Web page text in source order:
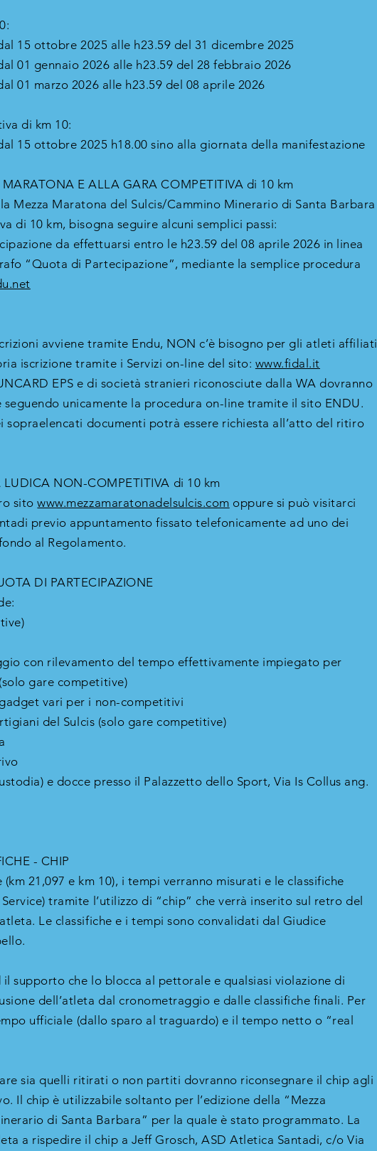
15 ottobre 2025 alle h23.59 del 31 dicembre 2025
01 gennaio 2026 alle h23.59 del 28 febbraio 2026
01 marzo 2026 alle h23.59 del 08 aprile 2026
di km 10:
15 ottobre 2025 h18.00 sino alla giornata della manifestazione
MARATONA E ALLA GARA COMPETITIVA di 10 km
Mezza Maratona del Sulcis/Cammino Minerario di Santa Barbara
di 10 km, bisogna seguire alcuni semplici passi:
da effettuarsi entro le h23.59 del 08 aprile 2026 in linea
“Quota di Partecipazione”, mediante la semplice procedura
avviene tramite Endu, NON c’è bisogno per gli atleti affiliati
iscrizione tramite i Servizi on-line del sito: www.fidal.it
EPS e di società stranieri riconosciute dalla WA dovranno
unicamente la procedura on-line tramite il sito ENDU.
sopraelencati documenti potrà essere richiesta all’atto del ritiro
LUDICA NON-COMPETITIVA di 10 km
sitowww.mezzamaratonadelsulcis.com oppure si può visitarci
previo appuntamento fissato telefonicamente ad uno dei
al Regolamento.
DI PARTECIPAZIONE
con rilevamento del tempo effettivamente impiegato per
gare competitive)
vari per i non-competitivi
del Sulcis (solo gare competitive)
e docce presso il Palazzetto dello Sport, Via Is Collus ang.
- CHIP
21,097 e km 10), i tempi verranno misurati e le classifiche
tramite l’utilizzo di “chip” che verrà inserito sul retro del
Le classifiche e i tempi sono convalidati dal Giudice
supporto che lo blocca al pettorale e qualsiasi violazione di
dell’atleta dal cronometraggio e dalle classifiche finali. Per
ufficiale (dallo sparo al traguardo) e il tempo netto o “real
sia quelli ritirati o non partiti dovranno riconsegnare il chip agli
Il chip è utilizzabile soltanto per l’edizione della “Mezza
di Santa Barbara” per la quale è stato programmato. La
a rispedire il chip a Jeff Grosch, ASD Atletica Santadi, c/o Via